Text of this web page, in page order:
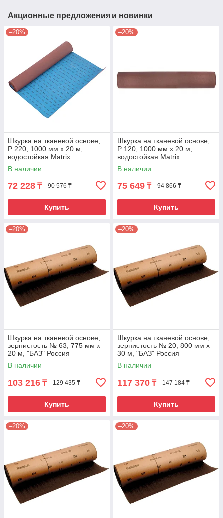
Акционные предложения и новинки
–20%
Шкурка на тканевой основе,
P 220, 1000 мм х 20 м,
водостойкая Matrix
В наличии
72 228 ₸ 90 576 ₸
Купить
–20%
Шкурка на тканевой основе,
P 120, 1000 мм х 20 м,
водостойкая Matrix
В наличии
75 649 ₸ 94 866 ₸
Купить
–20%
Шкурка на тканевой основе,
зернистость № 63, 775 мм х
20 м, "БАЗ" Россия
В наличии
103 216 ₸ 129 435 ₸
Купить
–20%
Шкурка на тканевой основе,
зернистость № 20, 800 мм х
30 м, "БАЗ" Россия
В наличии
117 370 ₸ 147 184 ₸
Купить
–20% –20%